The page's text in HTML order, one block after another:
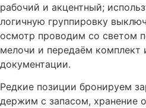
рабочий и акцентный;
логичную группировку
осмотр проводим со светом
мелочи и передаём комплект
документации.
Редкие позиции бронируем
держим с запасом, хранение